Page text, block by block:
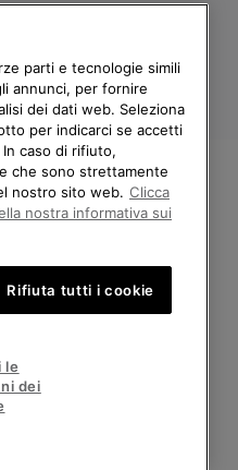
Avenue des Morgines, 12 1213
- 18:00
IN SOREL.
PAESE DI
disponibile
parti e tecnologie simili
annunci, per fornire
dei dati web. Seleziona
per indicarci se accetti
caso di rifiuto,
che sono strettamente
nostro sito web. Clicca
nostra informativa sui
Rifiuta tutti i cookie
le
dei